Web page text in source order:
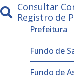
Consultar
Registro de
Prefeitura
Fundo de
Fundo de